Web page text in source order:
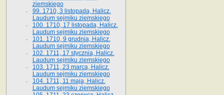
ziemskiego
99. 1710, 3 listopada, Halicz.
Laudum sejmiku ziemskiego
100. 1710, 17 listopada, Halicz.
Laudum sejmiku ziemskiego
101. 1710, 9 grudnia, Halicz.
Laudum sejmiku ziemskiego
102. 1711, 17 stycznia, Halicz.
Laudum sejmiku ziemskiego
103. 1711, 23 marca, Halicz.
Laudum sejmiku ziemskiego
104. 1711, 11 maja, Halicz.
Laudum sejmiku ziemskiego